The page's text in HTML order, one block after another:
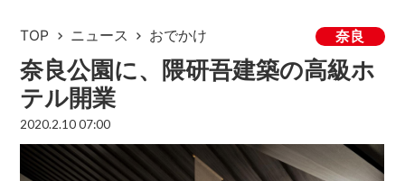
TOP ニュース おでかけ 奈良
奈良公園に、隈研吾建築の高級ホ
テル開業
2020.2.10 07:00